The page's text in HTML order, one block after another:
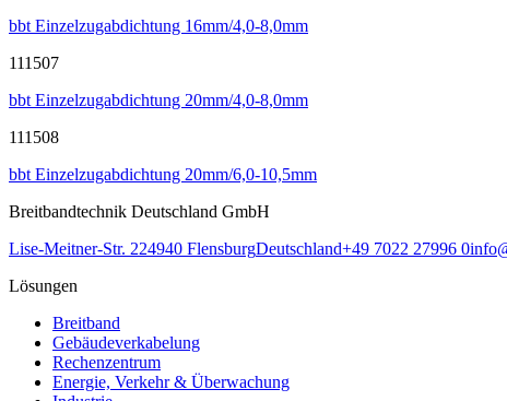
bbt Einzelzugabdichtung 16mm/4,0-8,0mm
111507
bbt Einzelzugabdichtung 20mm/4,0-8,0mm
111508
bbt Einzelzugabdichtung 20mm/6,0-10,5mm
Breitbandtechnik Deutschland GmbH
Lise-Meitner-Str. 224940 FlensburgDeutschland+49 7022 27996 0
Lösungen
Breitband
Gebäudeverkabelung
Rechenzentrum
Energie, Verkehr & Überwachung